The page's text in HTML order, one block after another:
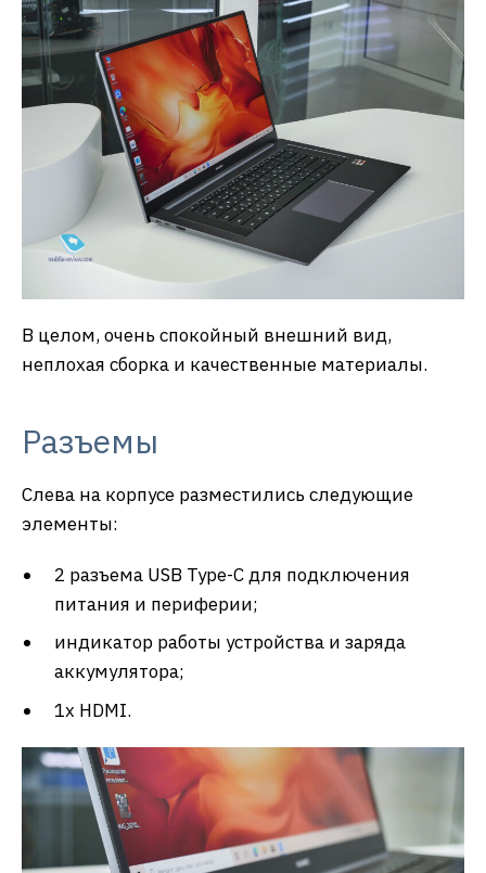
В целом, очень спокойный внешний вид,
неплохая сборка и качественные материалы.
Разъемы
Слева на корпусе разместились следующие
элементы:
2 разъема USB Type-C для подключения
питания и периферии;
индикатор работы устройства и заряда
аккумулятора;
1х HDMI.